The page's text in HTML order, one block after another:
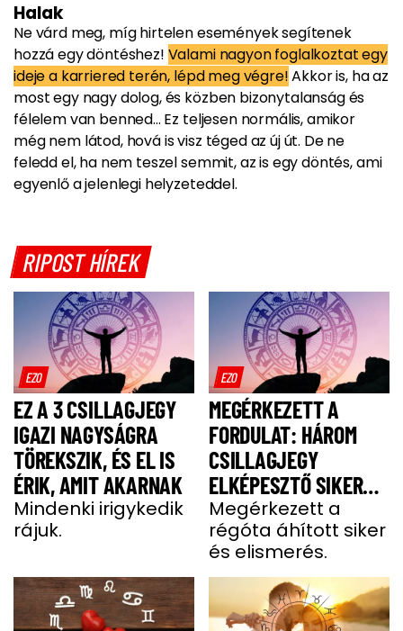
Halak
Ne várd meg, míg hirtelen események segítenek
hozzá egy döntéshez! Valami nagyon foglalkoztat egy
ideje a karriered terén, lépd meg végre!Akkor is, ha az
most egy nagy dolog, és közben bizonytalanság és
félelem van benned... Ez teljesen normális, amikor
még nem látod, hová is visz téged az új út. De ne
feledd el, ha nem teszel semmit, az is egy döntés, ami
egyenlő a jelenlegi helyzeteddel.
RIPOST HÍREK
EZO
EZ A 3 CSILLAGJEGY
IGAZI NAGYSÁGRA
TÖREKSZIK, ÉS EL IS
ÉRIK, AMIT AKARNAK
Mindenki irigykedik
rájuk.
EZO
MEGÉRKEZETT A
FORDULAT: HÁROM
CSILLAGJEGY
ELKÉPESZTŐ SIKERT
ÉS GAZDAGSÁGOT
ARAT HÉTFŐN
Megérkezett a
régóta áhított siker
és elismerés.